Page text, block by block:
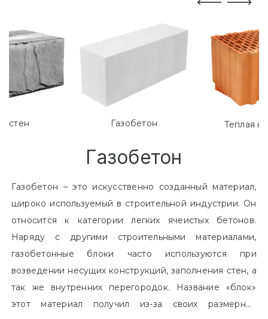
Газобетон Теплая
Газобетон
Газобетон – это искусственно созданный материал,
широко используемый в строительной индустрии. Он
относится к категории легких ячеистых бетонов.
Наряду с другими строительными материалами,
газобетонные блоки часто используются при
возведении несущих конструкций, заполнения стен, а
так же внутренних перегородок. Название «блок»
этот материал получил из-за своих размерных